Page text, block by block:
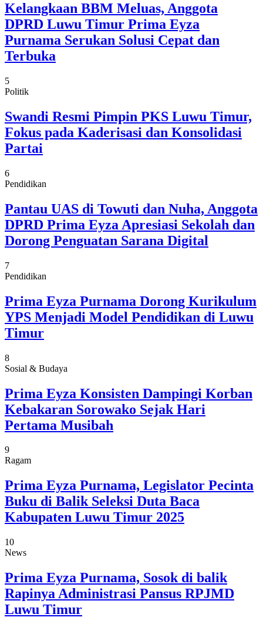
Kelangkaan BBM Meluas, Anggota
DPRD Luwu Timur Prima Eyza
Purnama Serukan Solusi Cepat dan
Terbuka
5
Politik
Swandi Resmi Pimpin PKS Luwu Timur,
Fokus pada Kaderisasi dan Konsolidasi
Partai
6
Pendidikan
Pantau UAS di Towuti dan Nuha, Anggota
DPRD Prima Eyza Apresiasi Sekolah dan
Dorong Penguatan Sarana Digital
7
Pendidikan
Prima Eyza Purnama Dorong Kurikulum
YPS Menjadi Model Pendidikan di Luwu
Timur
8
Sosial & Budaya
Prima Eyza Konsisten Dampingi Korban
Kebakaran Sorowako Sejak Hari
Pertama Musibah
9
Ragam
Prima Eyza Purnama, Legislator Pecinta
Buku di Balik Seleksi Duta Baca
Kabupaten Luwu Timur 2025
10
News
Prima Eyza Purnama, Sosok di balik
Rapinya Administrasi Pansus RPJMD
Luwu Timur